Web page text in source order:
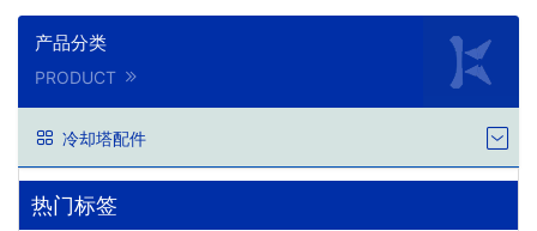
产品分类
PRODUCT
冷却塔配件
热门标签